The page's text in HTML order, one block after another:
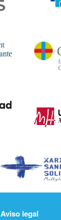
Aviso legal